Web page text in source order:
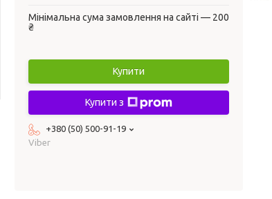
Мінімальна сума замовлення на сайті — 200
₴
Купити
Купити з
+380 (50) 500-91-19
Viber